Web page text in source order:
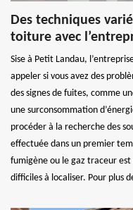
Des techniques
toiture avec
Sise à Petit Landau,
appeler si vous avez des
des signes de fuites, comme
une surconsommation
procéder à la recherche des
effectuée dans un premier
fumigène ou le gaz traceur
difficiles à localiser. Pour plus